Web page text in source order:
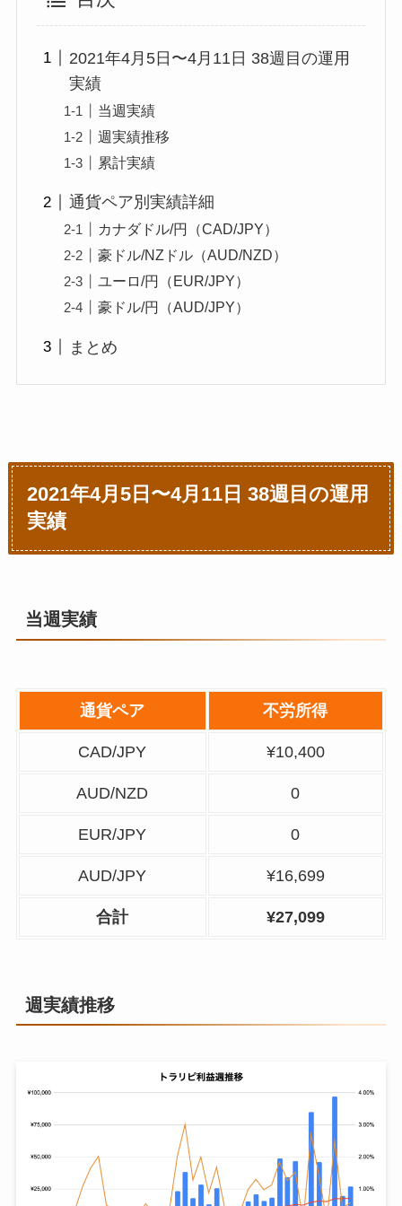
2021年4月5日〜4月11日 38週目の運用
実績
当週実績
週実績推移
累計実績
通貨ペア別実績詳細
カナダドル/円（CAD/JPY）
豪ドル/NZドル（AUD/NZD）
ユーロ/円（EUR/JPY）
豪ドル/円（AUD/JPY）
まとめ
2021年4月5日〜4月11日 38週目の運用
実績
当週実績
通貨ペア 不労所得
CAD/JPY ¥10,400
AUD/NZD 0
EUR/JPY 0
AUD/JPY ¥16,699
合計 ¥27,099
週実績推移